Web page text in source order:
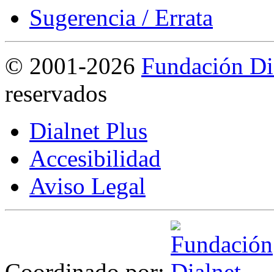
Sugerencia / Errata
© 2001-2026 Fundación
reservados
Dialnet Plus
Accesibilidad
Aviso Legal